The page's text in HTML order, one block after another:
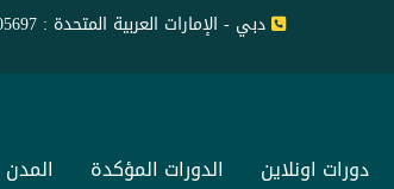
دبي - الإمارات العربية المتحدة : 0097144505697
دورات اونلاين الدورات المؤكدة المدن